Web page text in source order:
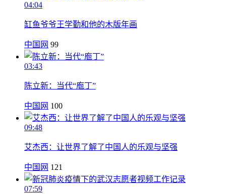
04:04
缸鱼爷爷王学勤和他的木版年画
中国网 99
03:43
陈立新：当代“庖丁”
中国网 100
09:48
艾杰西：让世界了解了中国人的乐观与坚强
中国网 121
07:59